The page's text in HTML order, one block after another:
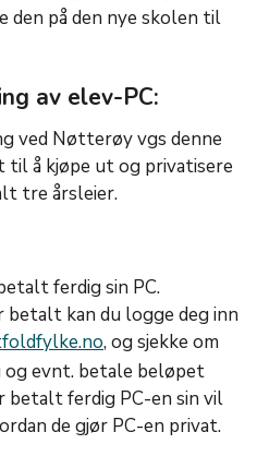
den på den nye skolen til
av elev-PC:
ved Nøtterøy vgs denne
til å kjøpe ut og privatisere
tre årsleier.
ferdig sin PC.
betalt kan du logge deg inn
, og sjekke om
evnt. betale beløpet
betalt ferdig PC-en sin vil
de gjør PC-en privat.